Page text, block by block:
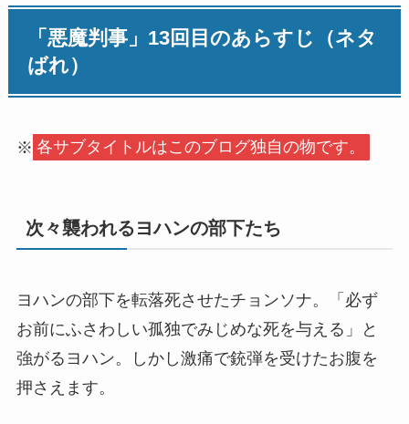
「悪魔判事」13回目のあらすじ（ネタ
ばれ）
※ 各サブタイトルはこのブログ独自の物です。
次々襲われるヨハンの部下たち
ヨハンの部下を転落死させたチョンソナ。「必ず
お前にふさわしい孤独でみじめな死を与える」と
強がるヨハン。しかし激痛で銃弾を受けたお腹を
押さえます。